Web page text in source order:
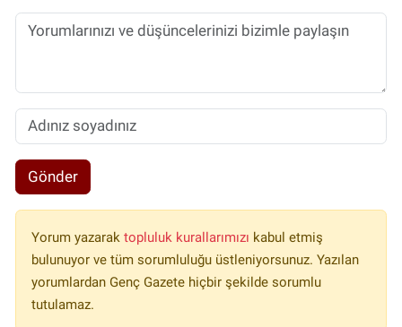
Gönder
Yorum yazarak topluluk kurallarımızı kabul etmiş
bulunuyor ve tüm sorumluluğu üstleniyorsunuz. Yazılan
yorumlardan Genç Gazete hiçbir şekilde sorumlu
tutulamaz.